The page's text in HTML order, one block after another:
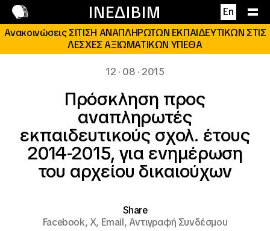
ΙΝΕΔΙΒΙΜ En
Επικοινωνία
Ανακοινώσεις ΣΙΤΙΣΗ ΑΝΑΠΛΗΡΩΤΩΝ ΕΚΠΑΙΔΕΥΤΙΚΩΝ ΣΤΙΣ
ΛΕΣΧΕΣ ΑΞΙΩΜΑΤΙΚΩΝ ΥΠΕΘΑ
12 · 08 · 2015
Πρόσκληση προς
αναπληρωτές
εκπαιδευτικούς σχολ. έτους
2014-2015, για ενημέρωση
του αρχείου δικαιούχων
Share
Facebook,X, Email,Αντιγραφή Συνδέσμου